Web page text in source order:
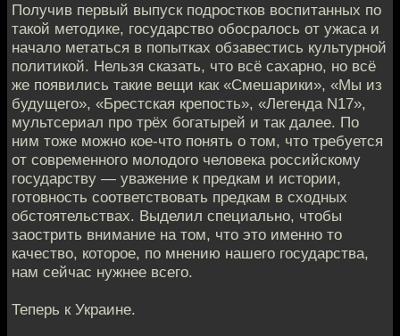
Получив первый выпуск подростков воспитанных по
такой методике, государство обосралось от ужаса и
начало метаться в попытках обзавестись культурной
политикой. Нельзя сказать, что всё сахарно, но всё
же появились такие вещи как «Смешарики», «Мы из
будущего», «Брестская крепость», «Легенда N17»,
мультсериал про трёх богатырей и так далее. По
ним тоже можно кое-что понять о том, что требуется
от современного молодого человека российскому
государству — уважение к предкам и истории,
готовность соответствовать предкам в сходных
обстоятельствах. Выделил специально, чтобы
заострить внимание на том, что это именно то
качество, которое, по мнению нашего государства,
нам сейчас нужнее всего.
Теперь к Украине.